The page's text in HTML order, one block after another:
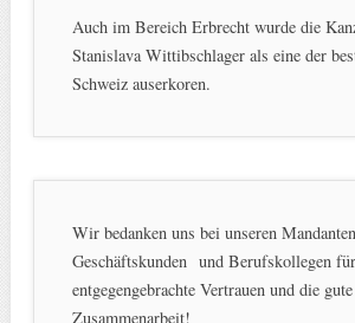
Auch im Bereich Erbrecht wurde die
Stanislava Wittibschlager als eine der
Schweiz auserkoren.
Wir bedanken uns bei unseren
Geschäftskunden und Berufskollegen
entgegengebrachte Vertrauen und die gute
Zusammenarbeit!